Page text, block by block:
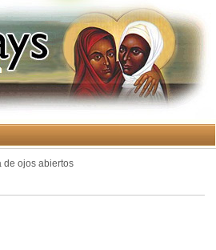
de ojos abiertos